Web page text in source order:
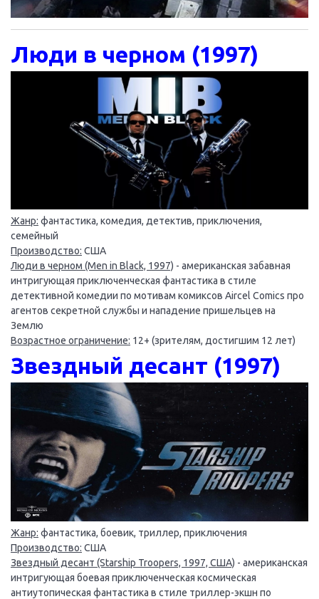
Люди в черном (1997)
Жанр: фантастика, комедия, детектив, приключения,
семейный
Производство: США
Люди в черном (Men in Black, 1997) - американская забавная
интригующая приключенческая фантастика в стиле
детективной комедии по мотивам комиксов Aircel Comics про
агентов секретной службы и нападение пришельцев на
Землю
Возрастное ограничение: 12+ (зрителям, достигшим 12 лет)
Звездный десант (1997)
Жанр: фантастика, боевик, триллер, приключения
Производство: США
Звездный десант (Starship Troopers, 1997, США) - американская
интригующая боевая приключенческая космическая
антиутопическая фантастика в стиле триллер-экшн по